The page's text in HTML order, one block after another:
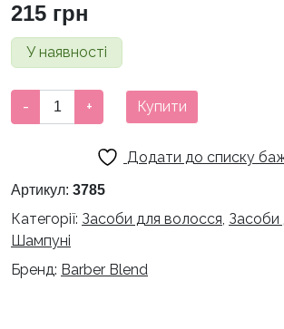
215 грн
У наявності
Шампунь
для
/
shampoo
Portofino
BARBER
- + Купити
Додати до списку
Артикул: 3785
Категорії: Засоби для волосся, Засоби
Шампуні
Бренд: Barber Blend